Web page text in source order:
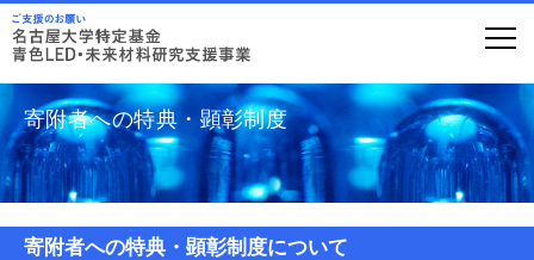
寄附者への特典・顕彰制度
寄附者への特典・顕彰制度について